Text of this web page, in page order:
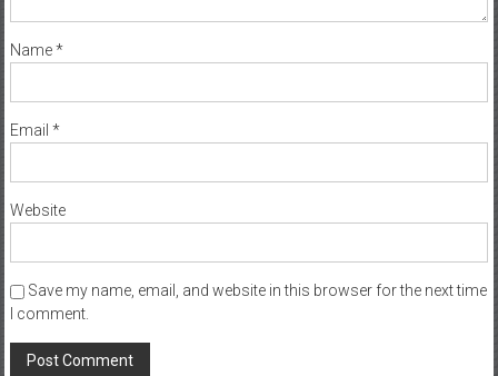
Name*
Email *
Website
Save my name, email, and website in this browser for the next time
I comment.